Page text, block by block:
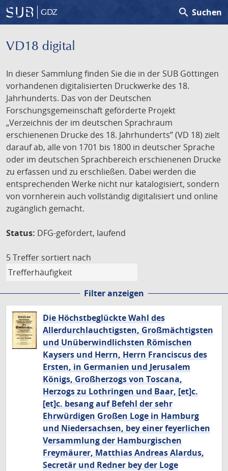
GDZ search Suchen
VD18 digital
In dieser Sammlung finden Sie die in der SUB Göttingen
vorhandenen digitalisierten Druckwerke des 18.
Jahrhunderts. Das von der Deutschen
Forschungsgemeinschaft geförderte Projekt
„Verzeichnis der im deutschen Sprachraum
erschienenen Drucke des 18. Jahrhunderts” (VD 18) zielt
darauf ab, alle von 1701 bis 1800 in deutscher Sprache
oder im deutschen Sprachbereich erschienenen Drucke
zu erfassen und zu erschließen. Dabei werden die
entsprechenden Werke nicht nur katalogisiert, sondern
von vornherein auch vollständig digitalisiert und online
zugänglich gemacht.
Status: DFG-gefördert, laufend
5 Treffer sortiert nach
Filter anzeigen
Die Höchstbeglückte Wahl des
Allerdurchlauchtigsten, Großmächtigsten
und Unüberwindlichsten Römischen
Kaysers und Herrn, Herrn Franciscus des
Ersten, in Germanien und Jerusalem
Königs, Großherzogs von Toscana,
Herzogs zu Lothringen und Baar, [et]c.
[et]c. besang auf Befehl der sehr
Ehrwürdigen Großen Loge in Hamburg
und Niedersachsen, bey einer feyerlichen
Versammlung der Hamburgischen
Freymäurer, Matthias Andreas Alardus,
Secretär und Redner bey der Loge